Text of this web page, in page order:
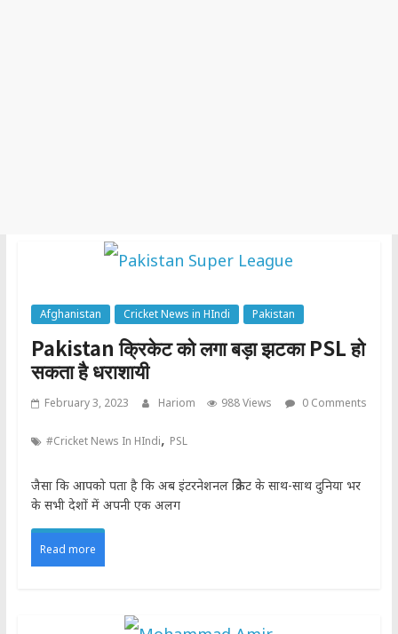
Afghanistan Cricket News in HIndi Pakistan
Pakistan क्रिकेट को लगा बड़ा झटका PSL हो
सकता है धराशायी
February 3, 2023 Hariom 988 Views 0 Comments
#Cricket News In HIndi, PSL
जैसा कि आपको पता है कि अब इंटरनेशनल क्रिकेट के साथ-साथ दुनिया भर
के सभी देशों में अपनी एक अलग
Read more